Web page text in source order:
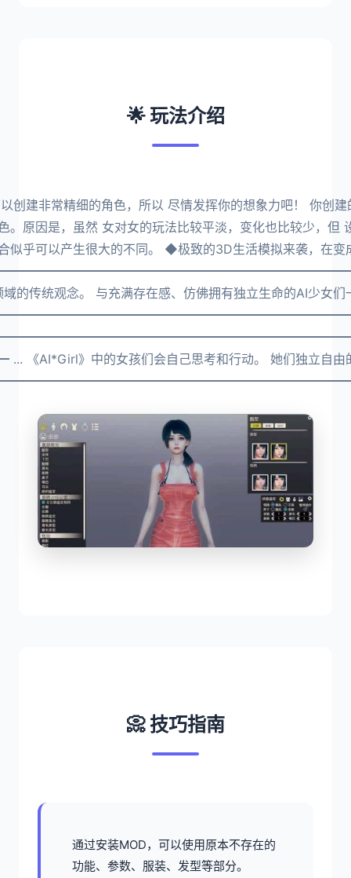
🌟 玩法介绍
创建非常精细的角色，所以 尽情发挥你的想象力吧！ 你创
原因是，虽然 女对女的玩法比较平淡，变化也比较少，
似乎可以产生很大的不同。 ◆极致的3D生活模拟来袭，在
的传统观念。 与充满存在感、仿佛拥有独立生命的AI少女
◆使用
《AI*Girl》中的女孩们会自己思考和行动。 她们独立自
📀 技巧指南
通过安装MOD，可以使用原本不存在的
功能、参数、服装、发型等部分。